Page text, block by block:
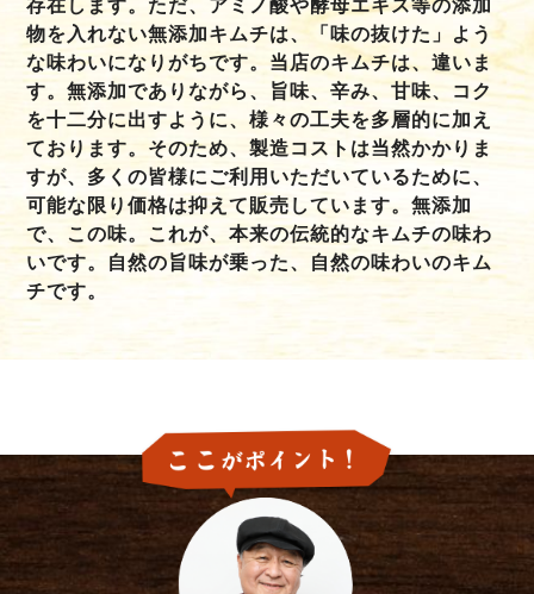
存在します。ただ、アミノ酸や酵母エキス等の添加
物を入れない無添加キムチは、「味の抜けた」よう
な味わいになりがちです。当店のキムチは、違いま
す。無添加でありながら、旨味、辛み、甘味、コク
を十二分に出すように、様々の工夫を多層的に加え
ております。そのため、製造コストは当然かかりま
すが、多くの皆様にご利用いただいているために、
可能な限り価格は抑えて販売しています。無添加
で、この味。これが、本来の伝統的なキムチの味わ
いです。自然の旨味が乗った、自然の味わいのキム
チです。